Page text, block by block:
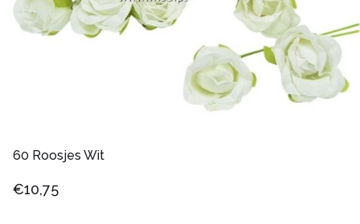
60 Roosjes Wit
€10,75